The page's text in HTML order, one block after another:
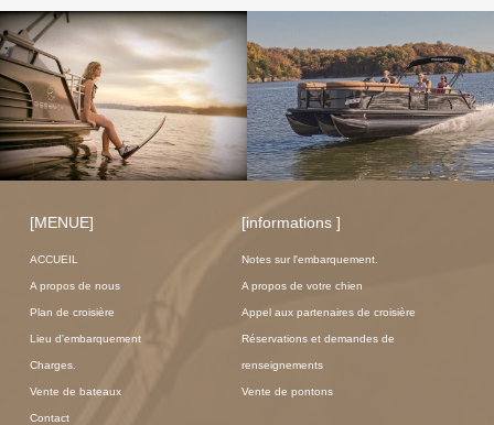
[MENUE]
ACCUEIL
A propos de nous
Plan de croisière
Lieu d'embarquement
Charges.
Vente de bateaux
Contact
[informations ]
Notes sur l'embarquement.
A propos de votre chien
Appel aux partenaires de croisière
Réservations et demandes de
renseignements
Vente de pontons